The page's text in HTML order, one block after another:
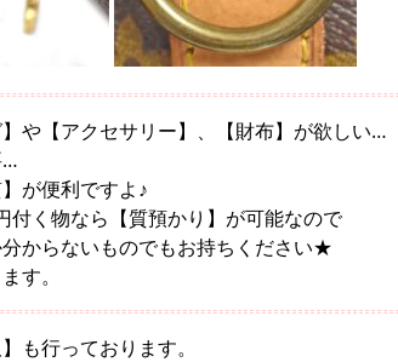
や【アクセサリー】、【財布】が欲しい…
…
が便利ですよ♪
付く物なら【質預かり】が可能なので
からないものでもお持ちください★
す。
も行っております。